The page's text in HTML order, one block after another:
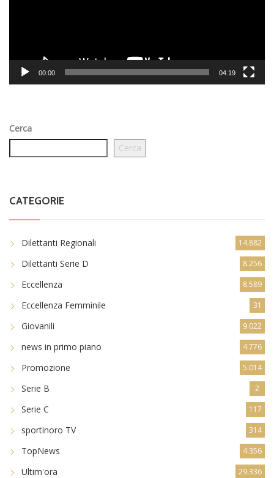
00:00 04:19
Cerca
Cerca
CATEGORIE
Dilettanti Regionali 14.882
Dilettanti Serie D 8.256
Eccellenza 8.589
Eccellenza Femminile 31
Giovanili 9.022
news in primo piano 4.776
Promozione 5.014
Serie B 2
Serie C 117
sportinoro TV 314
TopNews 4.356
Ultim'ora 29.336